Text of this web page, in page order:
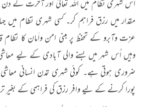
اس شہری نظام میں اللہ تعالیٰ اور آخرت کے دن
مقدار میں رزق فراہم کر۔ کسی شہری نظام میں
عزت وآبرو کے تحفظ پر مبنی امن واَمان کا
وہیں اُس شہر میں بسنے والی آبادی کے لیے
ضروری ہوتی ہے۔ کوئی شہری تمدن انسانی
پورا کرنے کے لیے وافر رزق کی فراہمی کے بغیر